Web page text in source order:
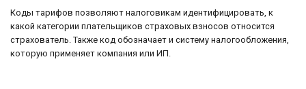
Коды тарифов позволяют налоговикам идентифицировать, к
какой категории плательщиков страховых взносов относится
страхователь. Также код обозначает и систему налогообложения,
которую применяет компания или ИП.